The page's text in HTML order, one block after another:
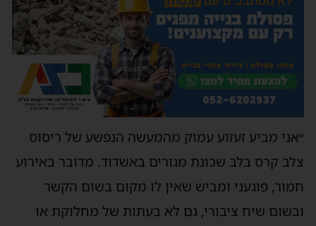
״אני מביע זעזוע עמוק מהמעשה הנפשע של ריסוס
צלב קרס בלב שכונת מגורים באשדוד. מדובר באירוע
חמור, פוגעני ומביש שאין לו מקום בשום הקשר
ובשום שיח ציבורי, גם לא בעתות של מחלוקת או